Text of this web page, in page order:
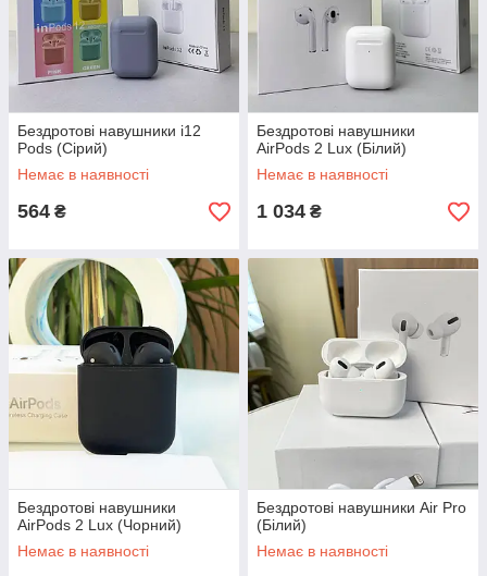
Бездротові навушники i12
Pods (Сірий)
Немає в наявності
564 ₴
Бездротові навушники
AirPods 2 Lux (Білий)
Немає в наявності
1 034 ₴
Бездротові навушники
AirPods 2 Lux (Чорний)
Немає в наявності
Бездротові навушники Air Pro
(Білий)
Немає в наявності